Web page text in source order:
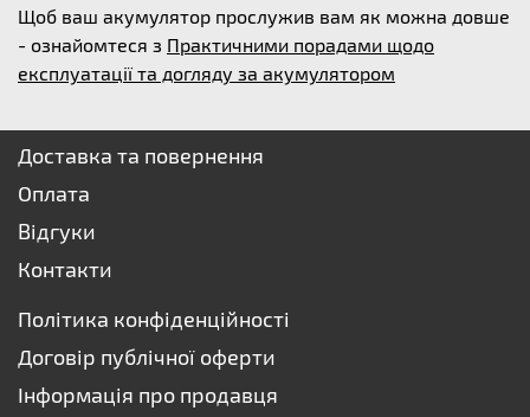
Щоб ваш акумулятор прослужив вам як можна довше
- ознайомтеся з Практичними порадами щодо
експлуатації та догляду за акумулятором
Доставка та повернення
Оплата
Відгуки
Контакти
Політика конфіденційності
Договір публічної оферти
Інформація про продавця